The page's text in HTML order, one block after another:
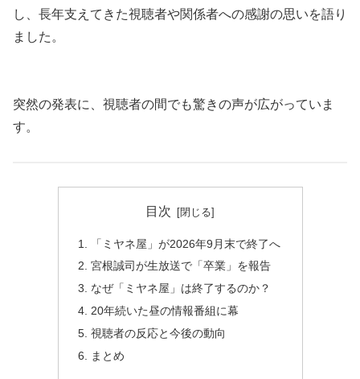
し、長年支えてきた視聴者や関係者への感謝の思いを語り
ました。
突然の発表に、視聴者の間でも驚きの声が広がっていま
す。
目次
「ミヤネ屋」が2026年9月末で終了へ
宮根誠司が生放送で「卒業」を報告
なぜ「ミヤネ屋」は終了するのか？
20年続いた昼の情報番組に幕
視聴者の反応と今後の動向
まとめ